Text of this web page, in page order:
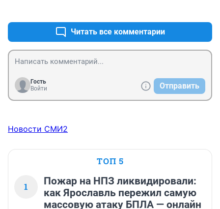
Читать все комментарии
Гость
Войти
Отправить
Новости СМИ2
ТОП 5
1
Пожар на НПЗ ликвидировали:
как Ярославль пережил самую
массовую атаку БПЛА — онлайн